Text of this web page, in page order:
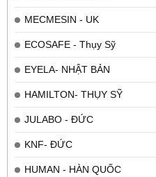
MECMESIN - UK
ECOSAFE - Thụy Sỹ
EYELA- NHẬT BẢN
HAMILTON- THỤY SỸ
JULABO - ĐỨC
KNF- ĐỨC
HUMAN - HÀN QUỐC